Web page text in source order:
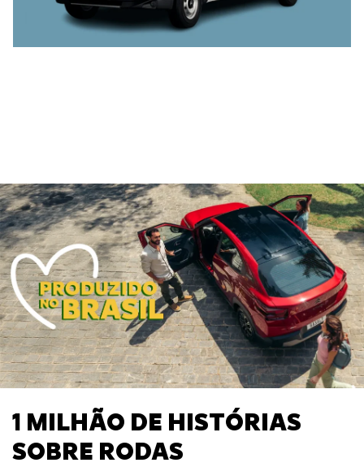
1 MILHÃO DE HISTÓRIAS
SOBRE RODAS